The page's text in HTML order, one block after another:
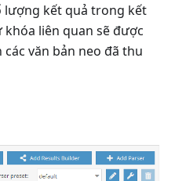
lượng kết quả trong kết
liên quan sẽ được
văn bản neo đã thu